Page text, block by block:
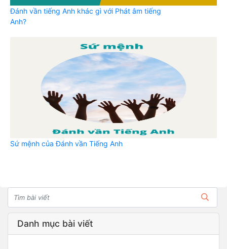
Đánh vần tiếng Anh khác gì với Phát âm tiếng
Anh?
Sứ mệnh của Đánh vần Tiếng Anh
Danh mục bài viết